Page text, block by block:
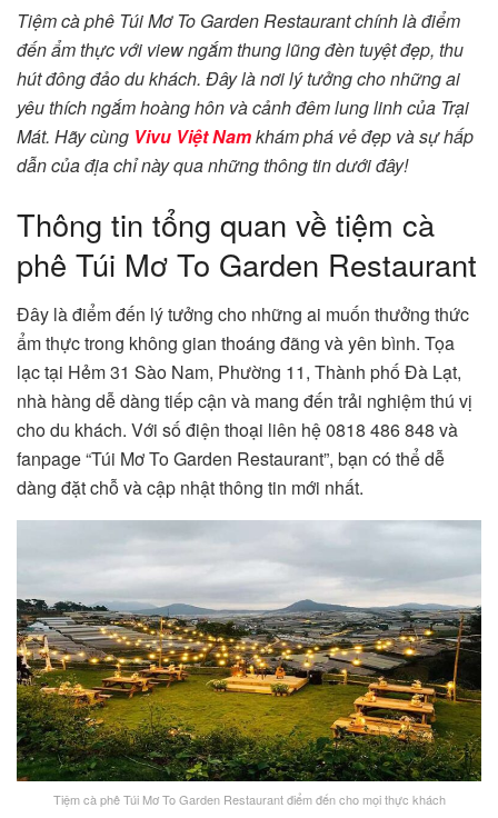
Tiệm cà phê Túi Mơ To Garden Restaurant chính là điểm
đến ẩm thực với view ngắm thung lũng đèn tuyệt đẹp, thu
hút đông đảo du khách. Đây là nơi lý tưởng cho những ai
yêu thích ngắm hoàng hôn và cảnh đêm lung linh của Trại
Mát. Hãy cùng Vivu Việt Namkhám phá vẻ đẹp và sự hấp
dẫn của địa chỉ này qua những thông tin dưới đây!
Thông tin tổng quan về tiệm cà
phê Túi Mơ To Garden Restaurant
Đây là điểm đến lý tưởng cho những ai muốn thưởng thức
ẩm thực trong không gian thoáng đãng và yên bình. Tọa
lạc tại Hẻm 31 Sào Nam, Phường 11, Thành phố Đà Lạt,
nhà hàng dễ dàng tiếp cận và mang đến trải nghiệm thú vị
cho du khách. Với số điện thoại liên hệ 0818 486 848 và
fanpage “Túi Mơ To Garden Restaurant”, bạn có thể dễ
dàng đặt chỗ và cập nhật thông tin mới nhất.
Tiệm cà phê Túi Mơ To Garden Restaurant điểm đến cho mọi thực khách